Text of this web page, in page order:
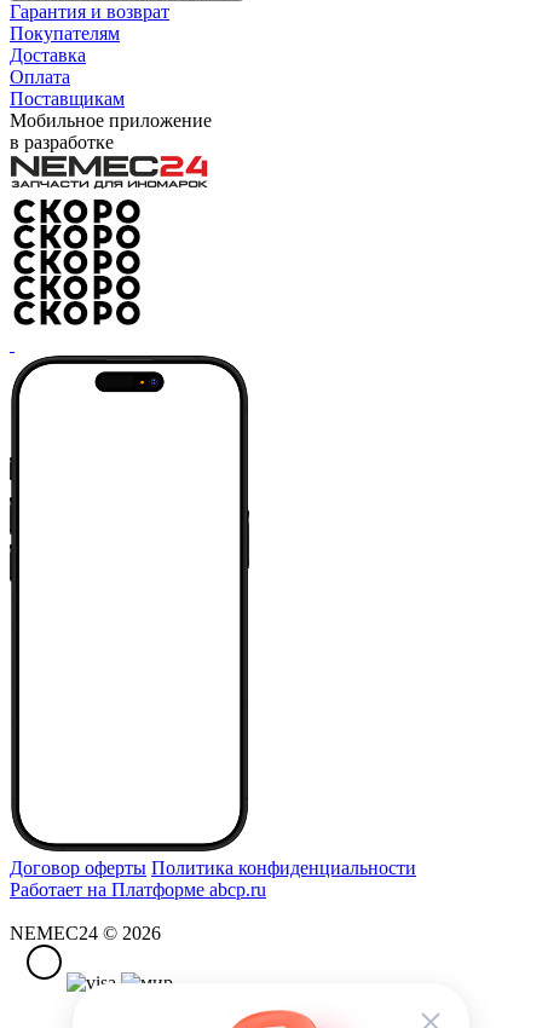
Гарантия и возврат
Покупателям
Доставка
Оплата
Поставщикам
Мобильное приложение
в разработке
Договор оферты Политика конфиденциальности
Работает на Платформе abcp.ru
NEMEC24 © 2026